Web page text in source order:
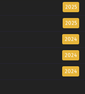
2025
2025
2024
2024
2024